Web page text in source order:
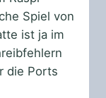
Spiel von
ist ja im
die Ports